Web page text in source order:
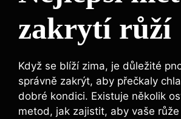
zakrytí růží
Když se blíží zima, je důležité
správně zakrýt, aby přečkaly
dobré kondici. Existuje několik
metod, jak zajistit, aby vaše